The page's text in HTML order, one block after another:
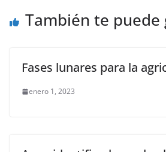
k
También te puede
Fases lunares para la
enero 1, 2023